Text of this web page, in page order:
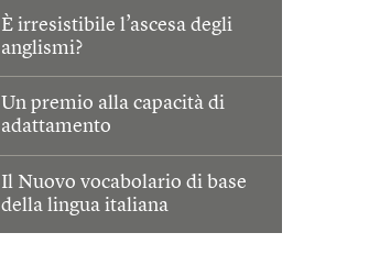
È irresistibile l’ascesa degli
anglismi?
Un premio alla capacità di
adattamento
Il Nuovo vocabolario di base
della lingua italiana